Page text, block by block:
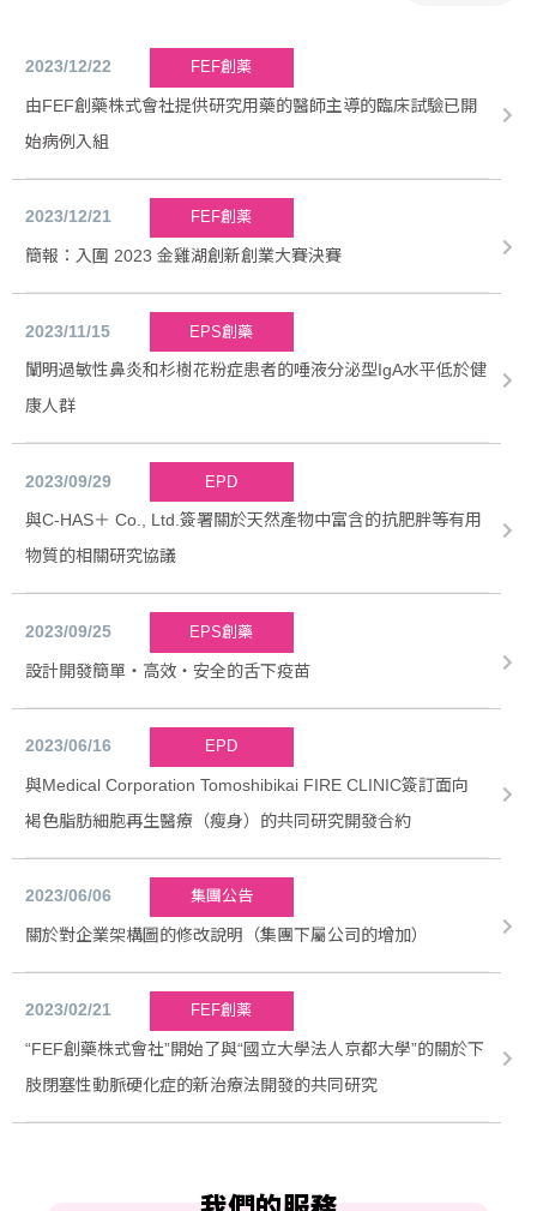
2023/12/22 FEF創薬
由FEF創藥株式會社提供研究用藥的醫師主導的臨床試驗已開
始病例入組
2023/12/21 FEF創薬
簡報：入圍 2023 金雞湖創新創業大賽決賽
2023/11/15 EPS創藥
闡明過敏性鼻炎和杉樹花粉症患者的唾液分泌型IgA水平低於健
康人群
2023/09/29 EPD
與C-HAS＋ Co., Ltd.簽署關於天然產物中富含的抗肥胖等有用
物質的相關研究協議
2023/09/25 EPS創藥
設計開發簡單・高效・安全的舌下疫苗
2023/06/16 EPD
與Medical Corporation Tomoshibikai FIRE CLINIC簽訂面向
褐色脂肪細胞再生醫療（瘦身）的共同研究開發合約
2023/06/06 集團公告
關於對企業架構圖的修改說明（集團下屬公司的增加）
2023/02/21 FEF創薬
“FEF創藥株式會社”開始了與“國立大學法人京都大學”的關於下
肢閉塞性動脈硬化症的新治療法開發的共同研究